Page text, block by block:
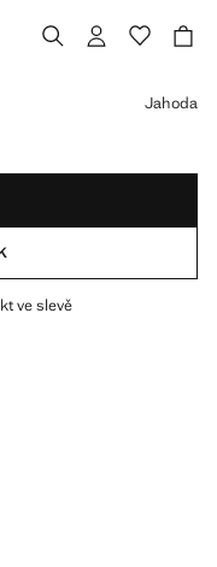
Jahoda
ve slevě